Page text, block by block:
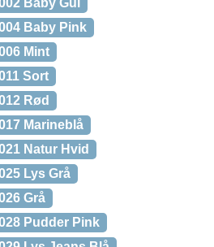
Baby Gul
Baby Pink
Mint
Sort
Rød
Marineblå
Natur Hvid
Lys Grå
Grå
Pudder Pink